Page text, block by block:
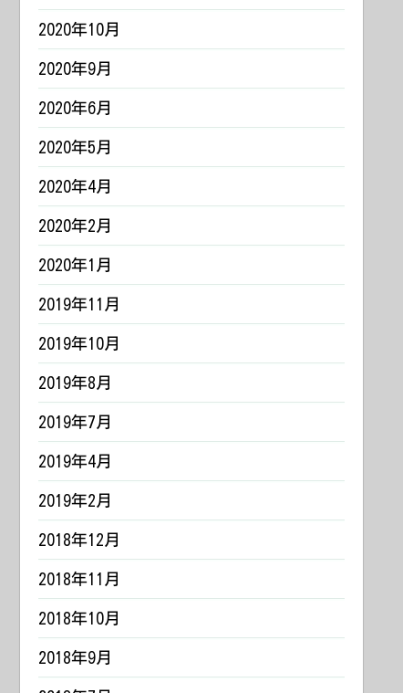
2020年10月
2020年9月
2020年6月
2020年5月
2020年4月
2020年2月
2020年1月
2019年11月
2019年10月
2019年8月
2019年7月
2019年4月
2019年2月
2018年12月
2018年11月
2018年10月
2018年9月